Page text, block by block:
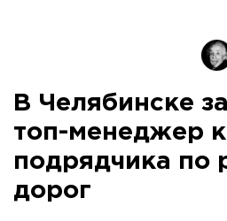
В Челябинске
топ-менеджер
подрядчика по
дорог